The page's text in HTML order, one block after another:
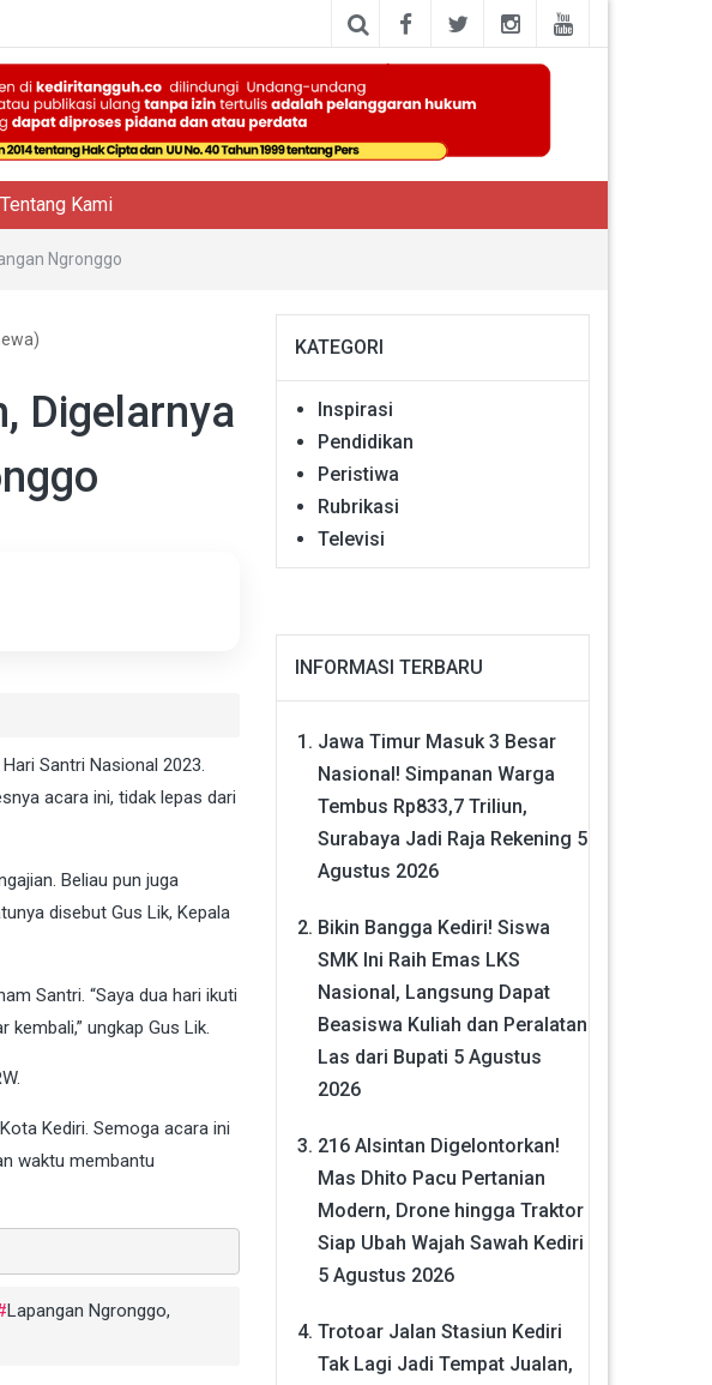
Tentang Kami
Ngronggo
Digelarnya
Santri Nasional 2023.
acara ini, tidak lepas dari
Beliau pun juga
disebut Gus Lik, Kepala
Santri. “Saya dua hari ikuti
ungkap Gus Lik.
Kediri. Semoga acara ini
waktu membantu
Lapangan Ngronggo,
KATEGORI
Inspirasi
Pendidikan
Peristiwa
Rubrikasi
Televisi
INFORMASI TERBARU
Jawa Timur Masuk 3 Besar
Nasional! Simpanan Warga
Tembus Rp833,7 Triliun,
Surabaya Jadi Raja Rekening 5
Agustus 2026
Bikin Bangga Kediri! Siswa
SMK Ini Raih Emas LKS
Nasional, Langsung Dapat
Beasiswa Kuliah dan Peralatan
Las dari Bupati 5 Agustus
2026
216 Alsintan Digelontorkan!
Mas Dhito Pacu Pertanian
Modern, Drone hingga Traktor
Siap Ubah Wajah Sawah Kediri
5 Agustus 2026
Trotoar Jalan Stasiun Kediri
Tak Lagi Jadi Tempat Jualan,